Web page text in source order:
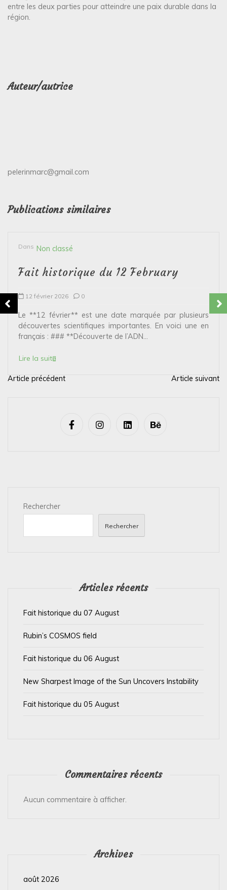
entre les deux parties pour atteindre une paix durable dans la
région.
Auteur/autrice
pelerinmarc@gmail.com
Publications similaires
Dans Non classé
Fait historique du 12 February
12 février 2026 0
Le **12 février** est une date marquée par plusieurs
découvertes scientifiques importantes. En voici une en
français : ### **Découverte de l’ADN...
Lire la suite
N
Article précédent Article suivant
Rechercher
Rechercher
Articles récents
Fait historique du 07 August
Rubin’s COSMOS field
Fait historique du 06 August
New Sharpest Image of the Sun Uncovers Instability
Fait historique du 05 August
Commentaires récents
Aucun commentaire à afficher.
Archives
août 2026